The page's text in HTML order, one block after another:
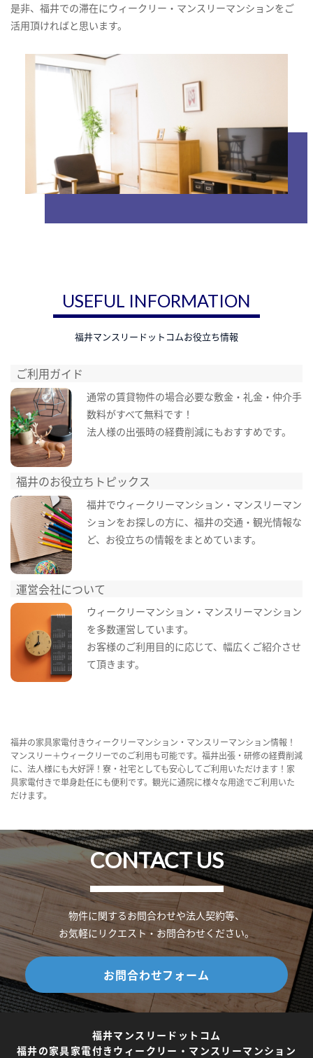
是非、福井での滞在にウィークリー・マンスリーマンションをご
活用頂ければと思います。
USEFUL INFORMATION
福井マンスリードットコムお役立ち情報
ご利用ガイド
通常の賃貸物件の場合必要な敷金・礼金・仲介手
数料がすべて無料です！
法人様の出張時の経費削減にもおすすめです。
福井のお役立ちトピックス
福井でウィークリーマンション・マンスリーマン
ションをお探しの方に、福井の交通・観光情報な
ど、お役立ちの情報をまとめています。
運営会社について
ウィークリーマンション・マンスリーマンション
を多数運営しています。
お客様のご利用目的に応じて、幅広くご紹介させ
て頂きます。
福井の家具家電付きウィークリーマンション・マンスリーマンション情報！
マンスリー＋ウィークリーでのご利用も可能です。福井出張・研修の経費削減
に、法人様にも大好評！寮・社宅としても安心してご利用いただけます！家
具家電付きで単身赴任にも便利です。観光に通院に様々な用途でご利用いた
だけます。
CONTACT US
物件に関するお問合わせや法人契約等、
お気軽にリクエスト・お問合わせください。
お問合わせフォーム
福井マンスリードットコム
福井の家具家電付きウィークリー・マンスリーマンション